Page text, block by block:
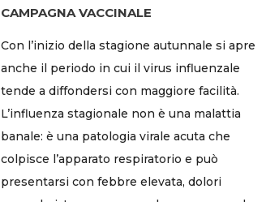
CAMPAGNA VACCINALE
Con l’inizio della stagione autunnale si apre
anche il periodo in cui il virus influenzale
tende a diffondersi con maggiore facilità.
L’influenza stagionale non è una malattia
banale: è una patologia virale acuta che
colpisce l’apparato respiratorio e può
presentarsi con febbre elevata, dolori